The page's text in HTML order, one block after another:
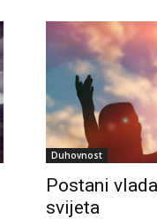
Duhovnost
Postani
svijeta